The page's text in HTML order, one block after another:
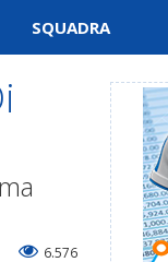
SQUADRA
6.576